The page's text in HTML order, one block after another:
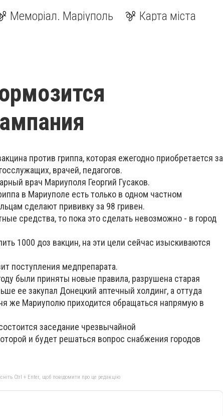
Меморіал. Маріуполь Карта міста
против гриппа, которая ежегодно приобретается за
врачей, педагогов.
врач Мариуполя Георгий Гусаков.
в Мариуполе есть только в одном частном
сделают прививку за 98 гривен.
средства, то пока это сделать невозможно - в город
1000 доз вакцин, на эти цели сейчас изыскиваются
поступления медпрепарата.
были приняты новые правила, разрушена старая
ее закупал Донецкий аптечный холдинг, а оттуда
же Мариуполю приходится обращаться напрямую в
заседание чрезвычайной
и будет решаться вопрос снабжения городов
Ctrl + Enter, щоб повідомити про це редакцію